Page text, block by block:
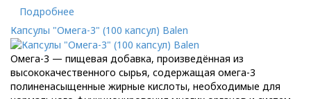
Подробнее
Капсулы "Омега-3" (100 капсул) Balen
Омега-3 — пищевая добавка, произведённая из
высококачественного сырья, содержащая омега-3
полиненасыщенные жирные кислоты, необходимые для